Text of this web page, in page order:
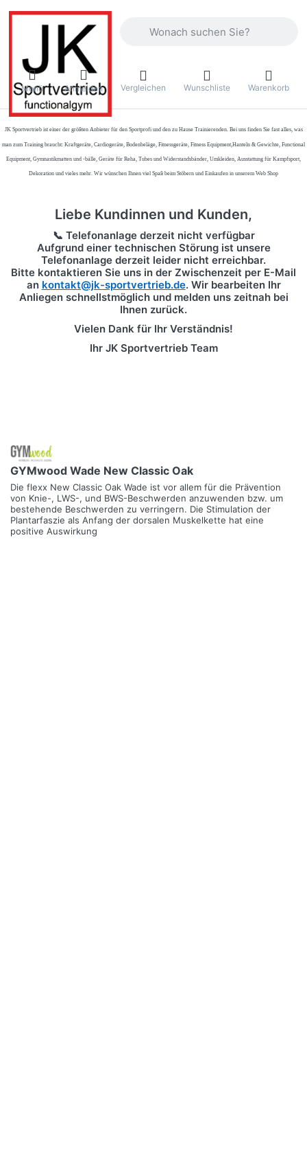
Menü Anmelden Vergleichen Wunschliste Warenkorb
JK Sportvertrieb ist einer der größten Anbieter für den Sportprofi und den zu Hause Trainierenden. Bei uns finden Sie fast alles, was
man zum Training braucht: Kraftgeräte, Cardiogeräte, Bodenbeläge, Fitnessgeräte, Fitness Equipment,Hanteln & Gewichte, Functional
Equipment, Gymnastikmatten und -bälle, Geräte für Reha, Tubes und Widerstandsbänder, Umkleiden, Ausstattung für Kampfsport,
Dekoration und vieles mehr. Wir wünschen Ihnen viel Spaß beim Stöbern und Einkaufen in unserem Web Shop
Liebe Kundinnen und Kunden,
📞 Telefonanlage derzeit nicht verfügbar
Aufgrund einer technischen Störung ist unsere
Telefonanlage derzeit leider nicht erreichbar.
Bitte kontaktieren Sie uns in der Zwischenzeit per E-Mail
an kontakt@jk-sportvertrieb.de. Wir bearbeiten Ihr
Anliegen schnellstmöglich und melden uns zeitnah bei
Ihnen zurück.
Vielen Dank für Ihr Verständnis!
Ihr JK Sportvertrieb Team
GYMwood Wade New Classic Oak
Die flexx New Classic Oak Wade ist vor allem für die Prävention
von Knie-, LWS-, und BWS-Beschwerden anzuwenden bzw. um
bestehende Beschwerden zu verringern. Die Stimulation der
Plantarfaszie als Anfang der dorsalen Muskelkette hat eine
positive Auswirkung